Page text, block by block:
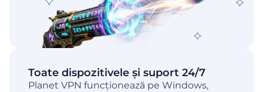
Toate dispozitivele și suport 24/7
Planet VPN funcționează pe Windows,